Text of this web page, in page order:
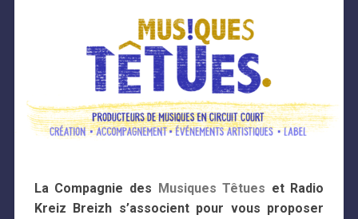
La Compagnie des Musiques Têtues et Radio
Kreiz Breizh s’associent pour vous proposer